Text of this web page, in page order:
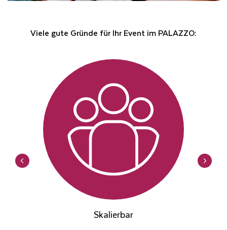
Viele gute Gründe für Ihr Event im PALAZZO:
Skalierbar